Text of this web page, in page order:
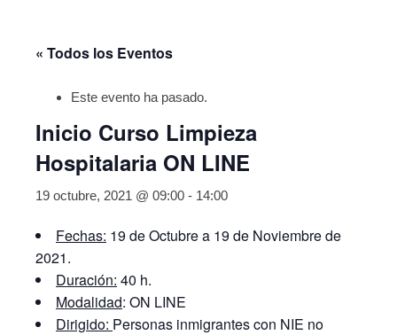
« Todos los Eventos
Este evento ha pasado.
Inicio Curso Limpieza
Hospitalaria ON LINE
19 octubre, 2021 @ 09:00 - 14:00
Fechas: 19 de Octubre a 19 de Noviembre de
2021.
Duración: 40 h.
Modalidad: ON LINE
Dirigido: Personas inmigrantes con NIE no